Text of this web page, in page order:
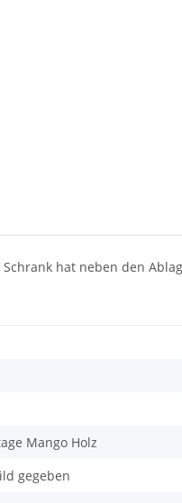
hat neben den
Mango Holz
gegeben